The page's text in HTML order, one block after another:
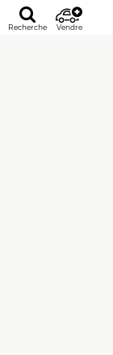
Recherche Vendre